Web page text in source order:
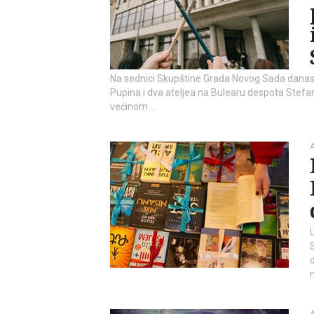
Na sednici Skupštine Grada Novog Sada
Pupina i dva ateljea na Bulearu despota
većinom …